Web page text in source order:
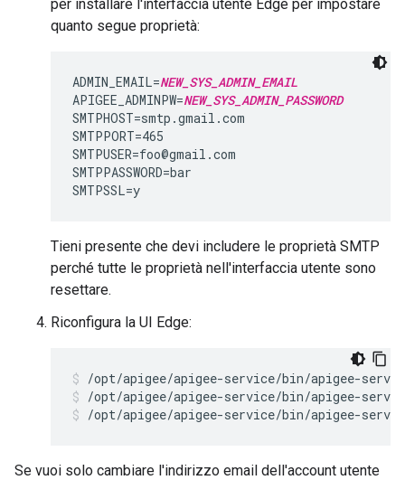
per installare l'interfaccia utente Edge per impostare
quanto segue proprietà:
ADMIN_EMAIL=NEW_SYS_ADMIN_EMAIL
APIGEE_ADMINPW=NEW_SYS_ADMIN_PASSWORD
SMTPHOST=smtp.gmail.com
SMTPPORT=465
SMTPUSER=foo@gmail.com
SMTPPASSWORD=bar
SMTPSSL=y
Tieni presente che devi includere le proprietà SMTP
perché tutte le proprietà nell'interfaccia utente sono
resettare.
Riconfigura la UI Edge:
/opt/apigee/apigee-service/bin/apigee-
/opt/apigee/apigee-service/bin/apigee-
Se vuoi solo cambiare l'indirizzo email dell'account utente